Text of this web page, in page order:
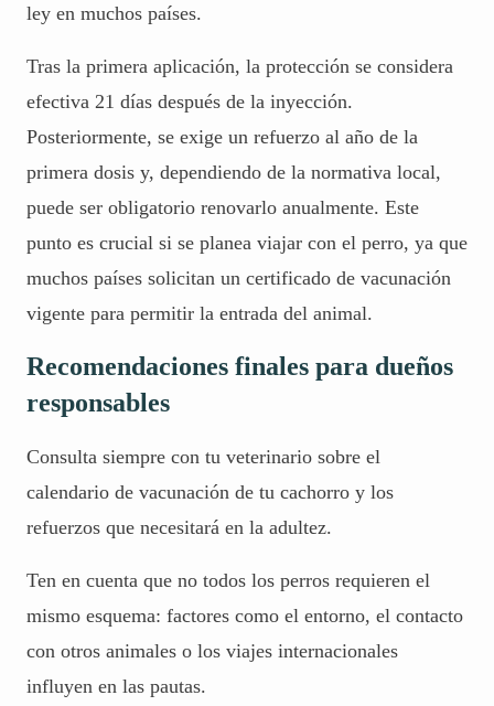
ley en muchos países.
Tras la primera aplicación, la protección se considera
efectiva 21 días después de la inyección.
Posteriormente, se exige un refuerzo al año de la
primera dosis y, dependiendo de la normativa local,
puede ser obligatorio renovarlo anualmente. Este
punto es crucial si se planea viajar con el perro, ya que
muchos países solicitan un certificado de vacunación
vigente para permitir la entrada del animal.
Recomendaciones finales para dueños
responsables
Consulta siempre con tu veterinario sobre el
calendario de vacunación de tu cachorro y los
refuerzos que necesitará en la adultez.
Ten en cuenta que no todos los perros requieren el
mismo esquema: factores como el entorno, el contacto
con otros animales o los viajes internacionales
influyen en las pautas.